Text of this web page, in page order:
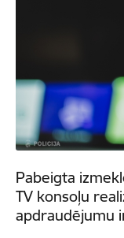
Pabeigta
TV konsoļu
apdraudējumu